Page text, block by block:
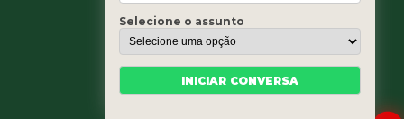
Home
Quem somos
Serviços
Blog
Selecione o assunto
INICIAR CONVERSA